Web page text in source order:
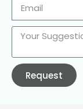
Request